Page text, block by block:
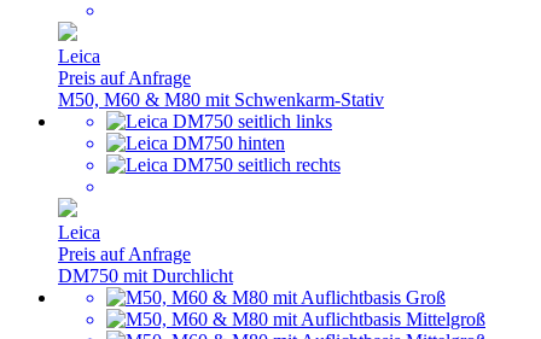
Leica
Preis auf Anfrage
M50, M60 & M80 mit Schwenkarm-Stativ
Leica
Preis auf Anfrage
DM750 mit Durchlicht